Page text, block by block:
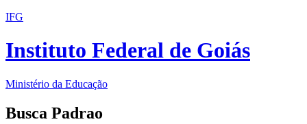
IFG
Instituto Federal de Goiás
Ministério da Educação
Busca Padrao